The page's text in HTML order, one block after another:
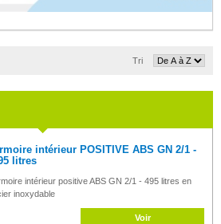
Tri
intérieur POSITIVE ABS GN 2/1 -
litres
intérieur positive ABS GN 2/1 - 495 litres en
inoxydable
Voir